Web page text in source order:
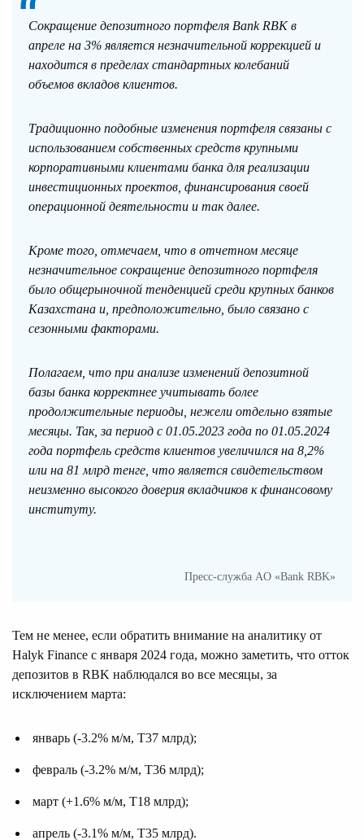
Сокращение депозитного портфеля Bank RBK в
апреле на 3% является незначительной коррекцией и
находится в пределах стандартных колебаний
объемов вкладов клиентов.
Традиционно подобные изменения портфеля связаны с
использованием собственных средств крупными
корпоративными клиентами банка для реализации
инвестиционных проектов, финансирования своей
операционной деятельности и так далее.
Кроме того, отмечаем, что в отчетном месяце
незначительное сокращение депозитного портфеля
было общерыночной тенденцией среди крупных банков
Казахстана и, предположительно, было связано с
сезонными факторами.
Полагаем, что при анализе изменений депозитной
базы банка корректнее учитывать более
продолжительные периоды, нежели отдельно взятые
месяцы. Так, за период с 01.05.2023 года по 01.05.2024
года портфель средств клиентов увеличился на 8,2%
или на 81 млрд тенге, что является свидетельством
неизменно высокого доверия вкладчиков к финансовому
институту.
Пресс-служба АO «Bank RBK»
Тем не менее, если обратить внимание на аналитику от
Halyk Finance с января 2024 года, можно заметить, что отток
депозитов в RBK наблюдался во все месяцы, за
исключением марта:
январь (-3.2% м/м, Т37 млрд);
февраль (-3.2% м/м, Т36 млрд);
март (+1.6% м/м, Т18 млрд);
апрель (-3.1% м/м, Т35 млрд).